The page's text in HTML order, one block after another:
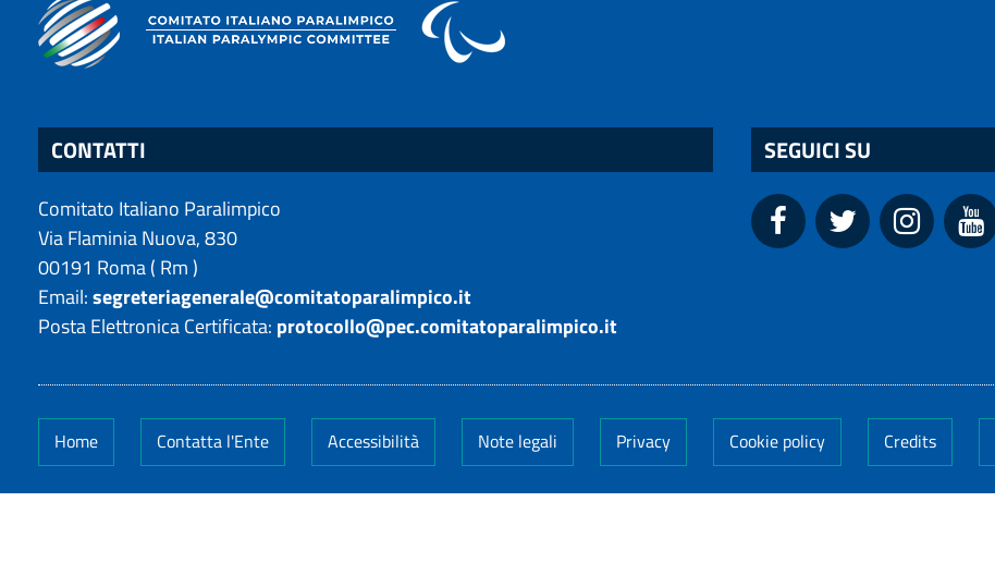
CONTATTI
Comitato Italiano Paralimpico
Via Flaminia Nuova, 830
00191 Roma( Rm)
Email:segreteriagenerale@comitatoparalimpico.it
Posta Elettronica Certificata: protocollo@pec.comitatoparalimpico.it
SEGUICI SU
Home Contatta l'Ente Accessibilità Note legali Privacy Cookie policy Credits